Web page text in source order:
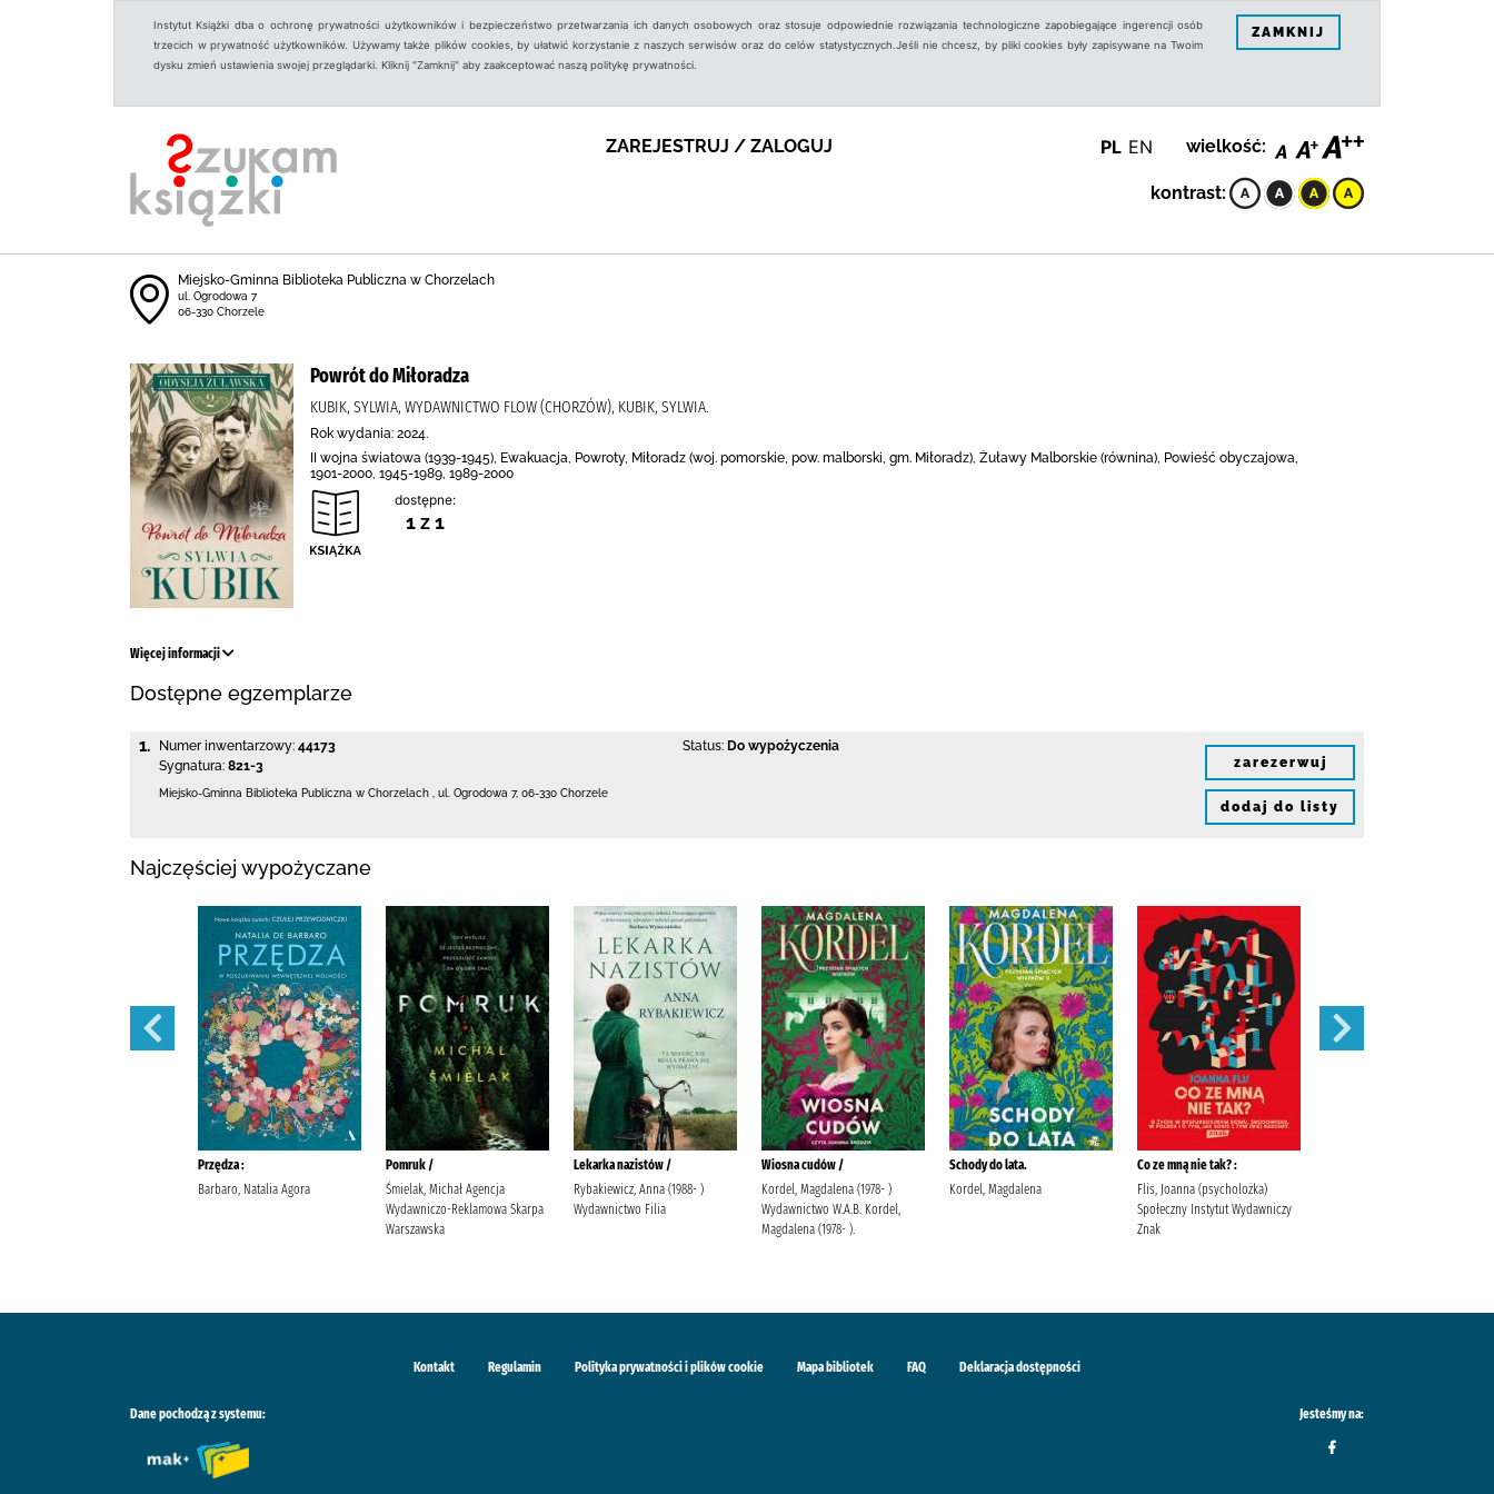
Instytut Książki dba o ochronę prywatności użytkowników i bezpieczeństwo przetwarzania ich danych osobowych oraz stosuje odpowiednie rozwiązania technologiczne zapobiegające ingerencji osób
trzecich w prywatność użytkowników. Używamy także plików cookies, by ułatwić korzystanie z naszych serwisów oraz do celów statystycznych.Jeśli nie chcesz, by pliki cookies były zapisywane na Twoim
dysku zmień ustawienia swojej przeglądarki. Kliknij "Zamknij" aby zaakceptować naszą politykę prywatności.
ZAMKNIJ
ZAREJESTRUJ / ZALOGUJ PL EN wielkość:
kontrast:
Miejsko-Gminna Biblioteka Publiczna w Chorzelach
ul. Ogrodowa 7
06-330 Chorzele
Powrót do Miłoradza
KUBIK, SYLWIA, WYDAWNICTWO FLOW (CHORZÓW), KUBIK, SYLWIA.
Rok wydania: 2024.
II wojna światowa (1939-1945), Ewakuacja, Powroty, Miłoradz (woj. pomorskie, pow. malborski, gm. Miłoradz), Żuławy Malborskie (równina), Powieść obyczajowa,
1901-2000, 1945-1989, 1989-2000
dostępne:
1 z 1
Więcej informacji
Dostępne egzemplarze
1. Numer inwentarzowy: 44173
Sygnatura: 821-3
Status: Do wypożyczenia
Miejsko-Gminna Biblioteka Publiczna w Chorzelach ul. Ogrodowa 7, 06-330 Chorzele
zarezerwuj
dodaj do listy
Najczęściej wypożyczane
Przędza :
Barbaro, Natalia Agora
Pomruk /
Śmielak, Michał Agencja
Wydawniczo-Reklamowa Skarpa
Warszawska
Lekarka nazistów /
Rybakiewicz, Anna (1988- )
Wydawnictwo Filia
Wiosna cudów /
Kordel, Magdalena (1978- )
Wydawnictwo W.A.B. Kordel,
Magdalena (1978- ).
Schody do lata.
Kordel, Magdalena
Co ze mną nie tak? :
Flis, Joanna (psycholożka)
Społeczny Instytut Wydawniczy
Znak
Kontakt Regulamin Polityka prywatności i plików cookie Mapa bibliotek FAQ Deklaracja dostępności
Dane pochodzą z systemu: Jesteśmy na: